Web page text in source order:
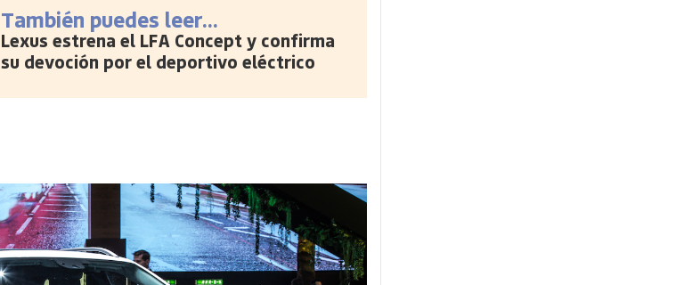
También puedes leer...
Lexus estrena el LFA Concept y confirma
su devoción por el deportivo eléctrico